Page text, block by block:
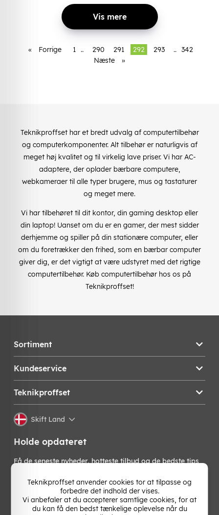
Vis mere
« Forrige 1 .. 290 291 292 293 .. 342
Næste
»
Teknikproffset har et bredt udvalg af computertilbehør
og computerkomponenter. Alt tilbehør er naturligvis af
meget høj kvalitet og til virkelig lave priser. Vi har AC-
adaptere, der oplader bærbare computere,
webkameraer til alle typer brugere, mus og tastaturer
og meget mere.
Vi har tilbehøret til dit kontor, din gaming desktop eller
din laptop! Uanset om du er en gamer, der mest sidder
derhjemme og spiller på din stationære computer, eller
om du foretrækker den frihed, som en bærbar computer
giver dig, er det vigtigt at være udstyret med det rigtige
computertilbehør. Køb computertilbehør hos os på
Teknikproffset!
Sortiment
Kundeservice
Teknikproffset
Skift Land
Holde opdateret
Få de seneste nyheder, hotteste tilbud og de bedste tips
nyhedsbrev!
OK
Teknikproffset anvender cookies tor at tilpasse og
forbedre det indhold der vises.
Vi anbefaler at du accepterer samtlige cookies, for at
du kan få den bedst tænkelige oplevelse når du